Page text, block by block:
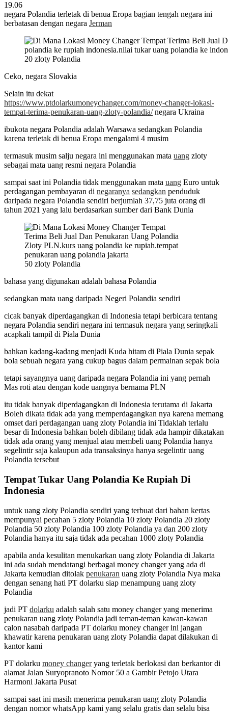
19.06
negara Polandia terletak di benua Eropa bagian tengah negara ini
berbatasan dengan negara Jerman
20 zloty Polandia
Ceko, negara Slovakia
Selain itu dekat
https://www.ptdolarkumoneychanger.com/money-changer-lokasi-
tempat-terima-penukaran-uang-zloty-polandia/negara Ukraina
ibukota negara Polandia adalah Warsawa sedangkan Polandia
karena terletak di benua Eropa mengalami 4 musim
termasuk musim salju negara ini menggunakan mata uang zloty
sebagai mata uang resmi negara Polandia
sampai saat ini Polandia tidak menggunakan mata uang Euro untuk
perdagangan pembayaran di negaranya sedangkan penduduk
daripada negara Polandia sendiri berjumlah 37,75 juta orang di
tahun 2021 yang lalu berdasarkan sumber dari Bank Dunia
50 zloty Polandia
bahasa yang digunakan adalah bahasa Polandia
sedangkan mata uang daripada Negeri Polandia sendiri
cicak banyak diperdagangkan di Indonesia tetapi berbicara tentang
negara Polandia sendiri negara ini termasuk negara yang seringkali
acapkali tampil di Piala Dunia
bahkan kadang-kadang menjadi Kuda hitam di Piala Dunia sepak
bola sebuah negara yang cukup bagus dalam permainan sepak bola
tetapi sayangnya uang daripada negara Polandia ini yang pernah
Mas roti atau dengan kode uangnya bernama PLN
itu tidak banyak diperdagangkan di Indonesia terutama di Jakarta
Boleh dikata tidak ada yang memperdagangkan nya karena memang
omset dari perdagangan uang zloty Polandia ini Tidaklah terlalu
besar di Indonesia bahkan boleh dibilang tidak ada hampir dikatakan
tidak ada orang yang menjual atau membeli uang Polandia hanya
segelintir saja kalaupun ada transaksinya hanya segelintir uang
Polandia tersebut
Tempat Tukar Uang Polandia Ke Rupiah Di
Indonesia
untuk uang zloty Polandia sendiri yang terbuat dari bahan kertas
mempunyai pecahan 5 zloty Polandia 10 zloty Polandia 20 zloty
Polandia 50 zloty Polandia 100 zloty Polandia ya dan 200 zloty
Polandia hanya itu saja tidak ada pecahan 1000 zloty Polandia
apabila anda kesulitan menukarkan uang zloty Polandia di Jakarta
ini ada sudah mendatangi berbagai money changer yang ada di
Jakarta kemudian ditolak penukaran uang zloty Polandia Nya maka
dengan senang hati PT dolarku siap menampung uang zloty
Polandia
jadi PT dolarku adalah salah satu money changer yang menerima
penukaran uang zloty Polandia jadi teman-teman kawan-kawan
calon nasabah daripada PT dolarku money changer ini jangan
khawatir karena penukaran uang zloty Polandia dapat dilakukan di
kantor kami
PT dolarku money changeryang terletak berlokasi dan berkantor di
alamat Jalan Suryopranoto Nomor 50 a Gambir Petojo Utara
Harmoni Jakarta Pusat
sampai saat ini masih menerima penukaran uang zloty Polandia
dengan nomor whatsApp kami yang selalu gratis dan selalu bisa